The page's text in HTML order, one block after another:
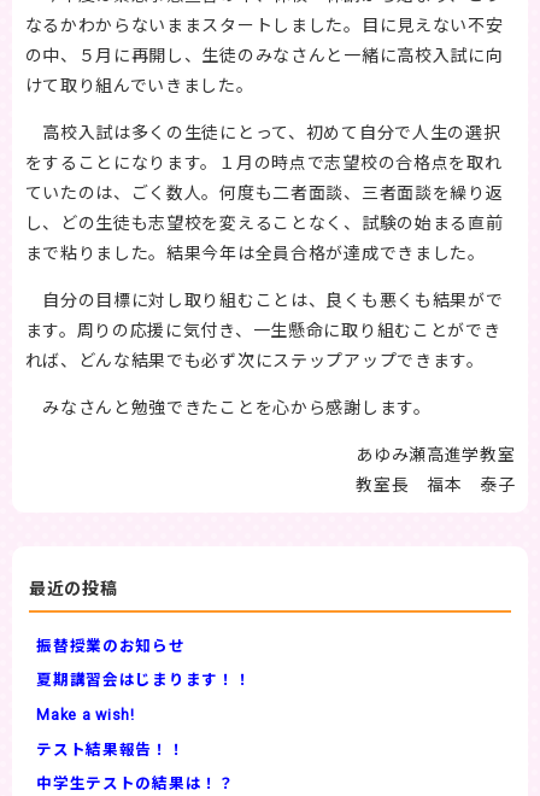
なるかわからないままスタートしました。目に見えない不安
の中、５月に再開し、生徒のみなさんと一緒に高校入試に向
けて取り組んでいきました。
高校入試は多くの生徒にとって、初めて自分で人生の選択
をすることになります。１月の時点で志望校の合格点を取れ
ていたのは、ごく数人。何度も二者面談、三者面談を繰り返
し、どの生徒も志望校を変えることなく、試験の始まる直前
まで粘りました。結果今年は全員合格が達成できました。
自分の目標に対し取り組むことは、良くも悪くも結果がで
ます。周りの応援に気付き、一生懸命に取り組むことができ
れば、どんな結果でも必ず次にステップアップできます。
みなさんと勉強できたことを心から感謝します。
あゆみ瀬高進学教室
教室長 福本 泰子
最近の投稿
振替授業のお知らせ
夏期講習会はじまります！！
Make a wish!
テスト結果報告！！
中学生テストの結果は！？